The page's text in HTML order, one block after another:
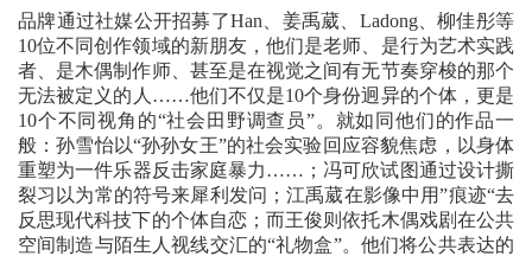
品牌通过社媒公开招募了Han、姜禹葳、Ladong、柳佳彤等
10位不同创作领域的新朋友，他们是老师、是行为艺术实践
者、是木偶制作师、甚至是在视觉之间有无节奏穿梭的那个
无法被定义的人……他们不仅是10个身份迥异的个体，更是
10个不同视角的“社会田野调查员”。就如同他们的作品一
般：孙雪怡以“孙孙女王”的社会实验回应容貌焦虑，以身体
重塑为一件乐器反击家庭暴力……；冯可欣试图通过设计撕
裂习以为常的符号来犀利发问；江禹葳在影像中用”痕迹“去
反思现代科技下的个体自恋；而王俊则依托木偶戏剧在公共
空间制造与陌生人视线交汇的“礼物盒”。他们将公共表达的